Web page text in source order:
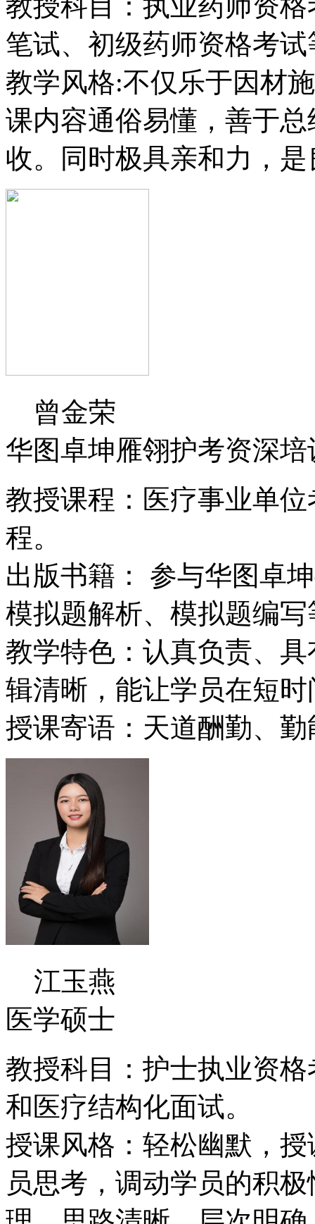
笔试、初级药师资格考
教学风格:不仅乐于因材
课内容通俗易懂，善于
收。同时极具亲和力，
曾金荣
华图卓坤雁翎护考资深培
教授课程：医疗事业单
程。
出版书籍： 参与华图卓
模拟题解析、模拟题编写
教学特色：认真负责、
辑清晰，能让学员在短
授课寄语：天道酬勤、
江玉燕
医学硕士
教授科目：护士执业资
和医疗结构化面试。
授课风格：轻松幽默，
员思考，调动学员的积